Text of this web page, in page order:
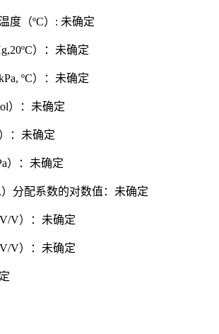
度（ºC）: 未确定
）：未确定
ºC）：未确定
）：未确定
：未确定
）：未确定
分配系数的对数值：未确定
V）：未确定
V）：未确定